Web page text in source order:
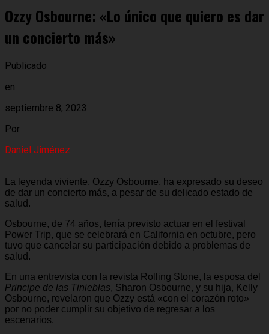
Ozzy Osbourne: «Lo único que quiero es dar
un concierto más»
Publicado
en
septiembre 8, 2023
Por
Daniel Jiménez
La leyenda viviente, Ozzy Osbourne, ha expresado su deseo
de dar un concierto más, a pesar de su delicado estado de
salud.
Osbourne, de 74 años, tenía previsto actuar en el festival
Power Trip, que se celebrará en California en octubre, pero
tuvo que cancelar su participación debido a problemas de
salud.
En una entrevista con la revista Rolling Stone, la esposa del
Principe de las Tinieblas, Sharon Osbourne, y su hija, Kelly
Osbourne, revelaron que Ozzy está «con el corazón roto»
por no poder cumplir su objetivo de regresar a los
escenarios.